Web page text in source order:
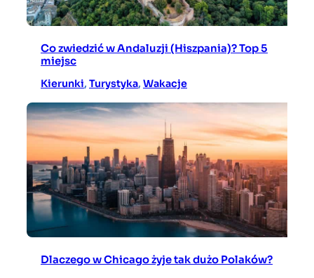
Co zwiedzić w Andaluzji (Hiszpania)? Top 5
miejsc
Kierunki, Turystyka, Wakacje
Dlaczego w Chicago żyje tak dużo Polaków?